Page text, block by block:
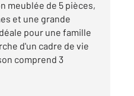
meublée de 5 pièces,
et une grande
pour une famille
d'un cadre de vie
comprend 3